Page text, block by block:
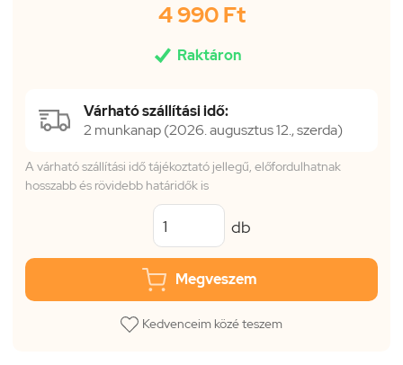
4 990 Ft
 Raktáron
Várható szállítási idő:
2 munkanap (2026. augusztus 12., szerda)
A várható szállítási idő tájékoztató jellegű, előfordulhatnak
hosszabb és rövidebb határidők is
db
Megveszem
Kedvenceim közé teszem